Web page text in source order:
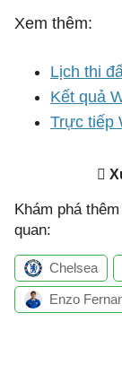
Xem thêm:
Lịch thi
Kết quả
Trực tiếp
Khám phá
quan:
Chelsea
Enzo